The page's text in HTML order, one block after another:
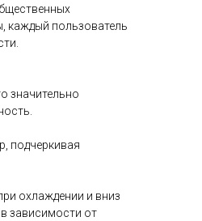
каждый пользователь
значительно
подчеркивая
охлаждении и вниз
зависимости от